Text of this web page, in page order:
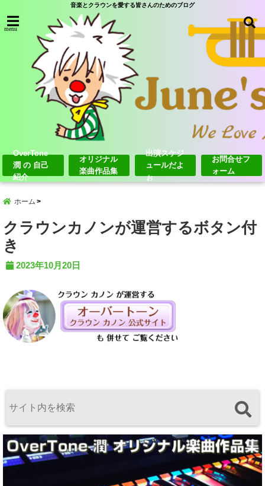
音楽とクラウンを愛する皆さんのためのブログ
menu
OverTone
潤 の 自己
紹介
オリジナル
楽曲作品集
出演スケジ
ュールだよ
ぉ
お問合せフ
ォーム
ホーム
クラウンカノンが運営するボタン付
き
2023年10月20日